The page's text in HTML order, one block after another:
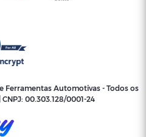
Ferramentas Automotivas - Todos os
00.303.128/0001-24